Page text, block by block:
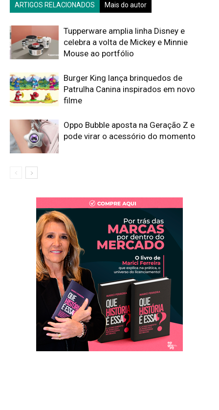
ARTIGOS RELACIONADOS Mais do autor
Tupperware amplia linha Disney e
celebra a volta de Mickey e Minnie
Mouse ao portfólio
Burger King lança brinquedos de
Patrulha Canina inspirados em novo
filme
Oppo Bubble aposta na Geração Z e
pode virar o acessório do momento